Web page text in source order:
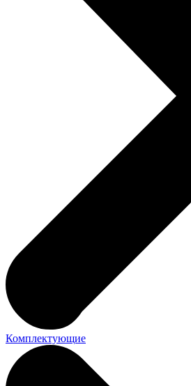
Комплектующие